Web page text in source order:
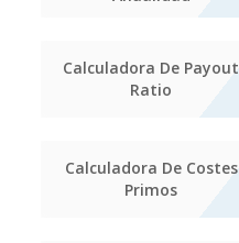
Calculadora De Payout
Ratio
Calculadora De Costes
Primos